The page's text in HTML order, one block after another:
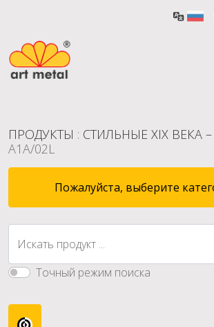
ПРОДУКТЫ : СТИЛЬНЫЕ XIX ВЕКА
A1A/02L
Пожалуйста, выберите
Искать продукт ...
Точный режим поиска